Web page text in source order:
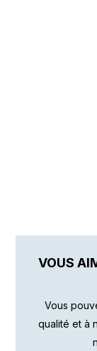
VOUS
Vous
qualité et à